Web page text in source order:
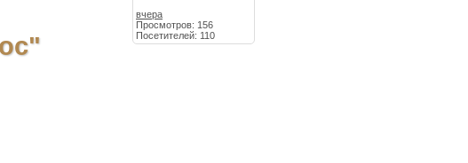
вчера
Просмотров: 156
Посетителей: 110